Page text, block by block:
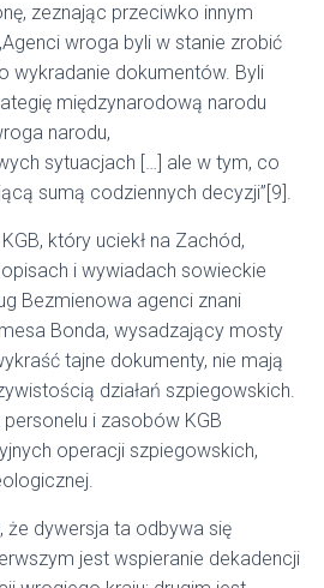
zeznając przeciwko innym
wroga byli w stanie zrobić
wykradanie dokumentów. Byli
międzynarodową narodu
narodu,
sytuacjach […] ale w tym, co
sumą codziennych decyzji”[9].
który uciekł na Zachód,
i wywiadach sowieckie
Bezmienowa agenci znani
Bonda, wysadzający mosty
tajne dokumenty, nie mają
działań szpiegowskich.
i zasobów KGB
operacji szpiegowskich,
że dywersja ta odbywa się
jest wspieranie dekadencji